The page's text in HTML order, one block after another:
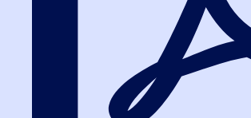
Изменения в госзакупках 2025-2026